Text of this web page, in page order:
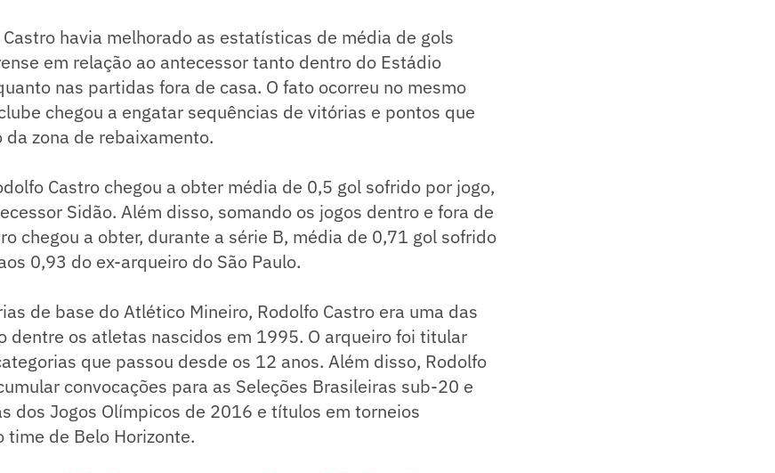
havia melhorado as estatísticas de média de gols
em relação ao antecessor tanto dentro do Estádio
nas partidas fora de casa. O fato ocorreu no mesmo
chegou a engatar sequências de vitórias e pontos que
zona de rebaixamento.
Castro chegou a obter média de 0,5 gol sofrido por jogo,
Sidão. Além disso, somando os jogos dentro e fora de
chegou a obter, durante a série B, média de 0,71 gol sofrido
0,93 do ex-arqueiro do São Paulo.
de base do Atlético Mineiro, Rodolfo Castro era uma das
dentre os atletas nascidos em 1995. O arqueiro foi titular
que passou desde os 12 anos. Além disso, Rodolfo
convocações para as Seleções Brasileiras sub-20 e
dos Jogos Olímpicos de 2016 e títulos em torneios
time de Belo Horizonte.